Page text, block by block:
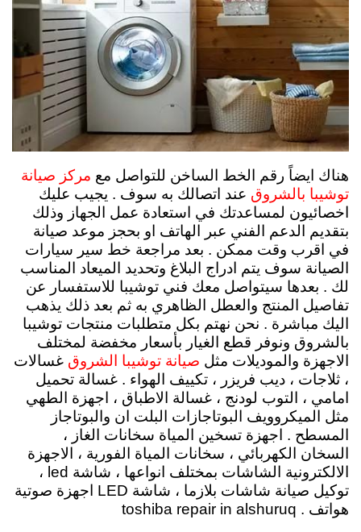
هناك ايضاً رقم الخط الساخن للتواصل مع مركز صيانة
توشيبا بالشروق عند اتصالك به سوف . يجيب عليك
اخصائيون لمساعدتك في استعادة عمل الجهاز وذلك
بتقديم الدعم الفني عبر الهاتف او بحجز موعد صيانة
في اقرب وقت ممكن . بعد مراجعة خط سير سيارات
الصيانة سوف يتم ادراج البلاغ وتحديد الميعاد المناسب
لك . بعدها سيتواصل معك فني توشيبا للاستفسار عن
تفاصيل المنتج والعطل الظاهري به ثم بعد ذلك يذهب
اليك مباشرة . نحن نهتم بكل متطلبات منتجات توشيبا
بالشروق ونوفر قطع الغيار بأسعار مخفضة لمختلف
الاجهزة والموديلات مثل صيانة توشيبا الشروق غسالات
، ثلاجات ، ديب فريزر ، تكييف الهواء . غسالة تحميل
امامي ، التوب لودنج ، غسالة الاطباق ، اجهزة الطهي
مثل الميكروويف البوتاجازات البلت ان والبوتاجاز
المسطح . اجهزة تسخين المياة سخانات الغاز ،
السخان الكهربائي ، سخانات المياة الفورية ، الاجهزة
الالكترونية الشاشات بمختلف انواعها ، شاشة led ،
توكيل صيانة شاشات بلازما ، شاشة LED اجهزة صوتية
هواتف . toshiba repair in alshuruq